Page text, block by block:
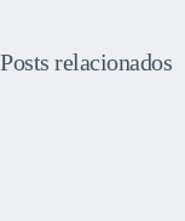
Posts relacionados